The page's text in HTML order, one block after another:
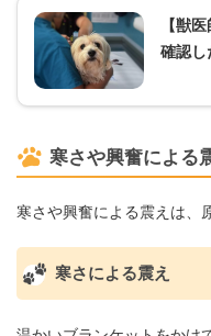
【獣
確認し
寒さや興奮による
寒さや興奮による震えは、
寒さによる震え